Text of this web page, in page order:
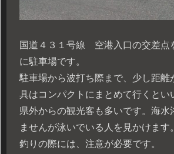
国道４３１号線 空港入口の交差点
に駐車場です。
駐車場から波打ち際まで、少し距離
具はコンパクトにまとめて行くとい
県外からの観光客も多いです。海水
ませんが泳いでいる人を見かけます。
釣りの際には、注意が必要です。